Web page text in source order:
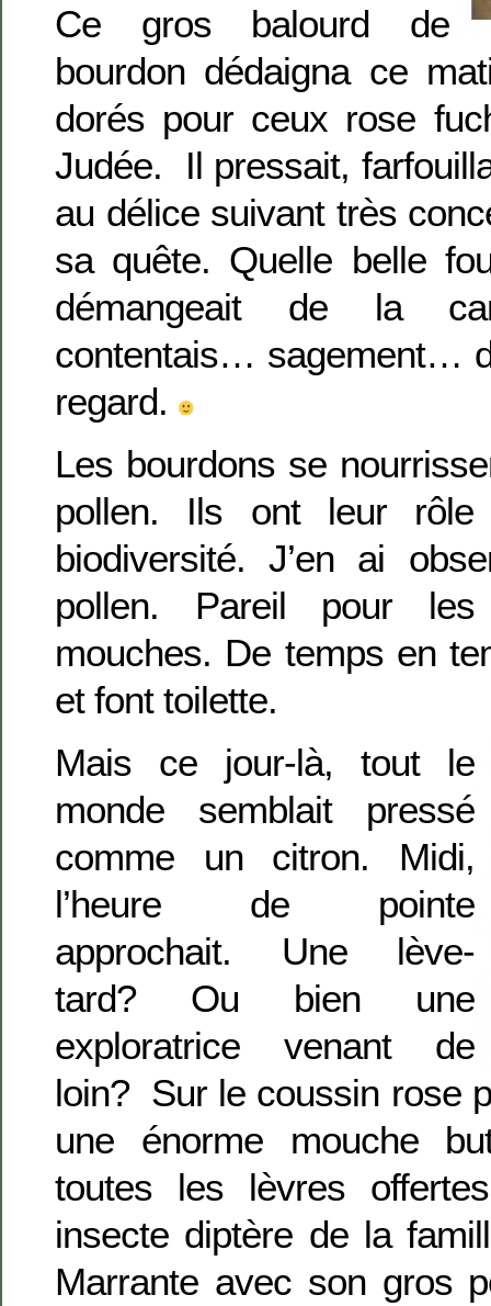
Ce gros balourd de
bourdon dédaigna ce
dorés pour ceux rose
Judée. Il pressait,
au délice suivant très
sa quête. Quelle belle
démangeait de la
contentais… sagement…
regard.
Les bourdons se
pollen. Ils ont leur
biodiversité. J’en ai
pollen. Pareil pour
mouches. De temps en
et font toilette.
Mais ce jour-là, tout le
monde semblait pressé
comme un citron. Midi,
l’heure de pointe
approchait. Une lève-
tard? Ou bien une
exploratrice venant de
loin? Sur le coussin rose
une énorme mouche
toutes les lèvres
insecte diptère de la
Marrante avec son gros